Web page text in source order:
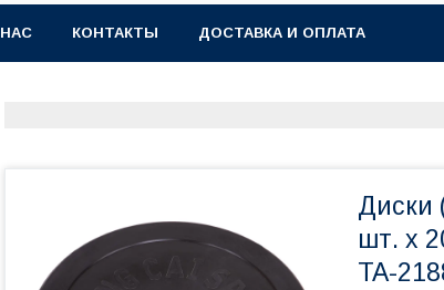
КОНТАКТЫ ДОСТАВКА И ОПЛАТА
Диски
шт. х
TA-